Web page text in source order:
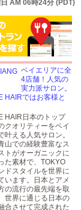
AM 06時24分 (PDT)
ベイエリアに全
4店舗！人気の
実力派サロン。
HAIRではお客様と
HAIR日本のトップ
クオリティーをベイ
叶える人気サロン。
山での経験豊富なス
トがオーガニックに
た素材で、TOKYO
ドスタイルを世界に
います。日本とアメ
の流行の最先端を取
世界に通じる日本の
合させて完成された